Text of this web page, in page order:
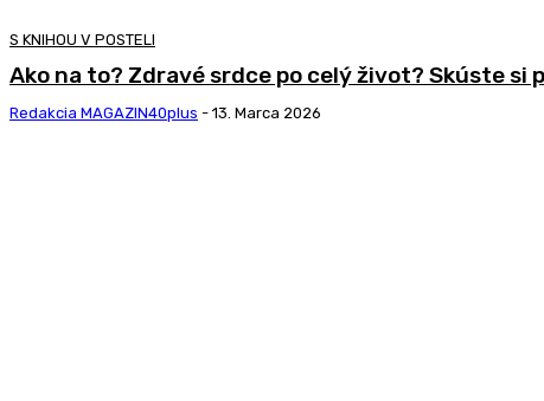
S KNIHOU V POSTELI
Ako na to? Zdravé srdce po celý život? Skúste
Redakcia MAGAZIN40plus - 13. Marca 2026